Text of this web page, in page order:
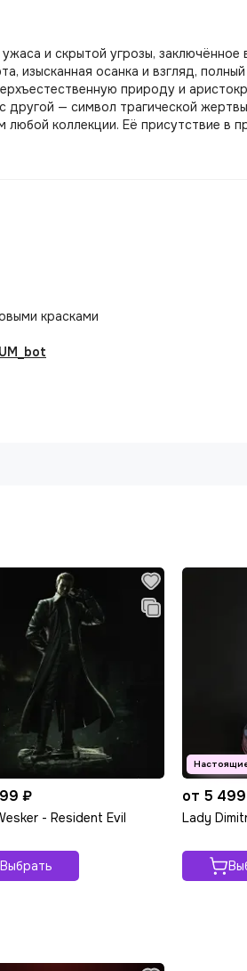
и скрытой угрозы,
изысканная осанка и взгляд,
природу и
— символ трагической
любой коллекции. Её присутствие в
красками
₽
- Resident Evil
Выбрать
от 5
Lady